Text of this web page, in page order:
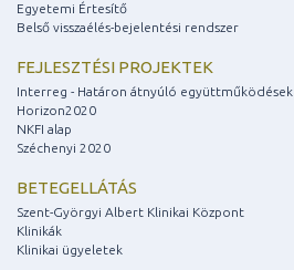
Egyetemi Értesítő
Belső visszaélés-bejelentési rendszer
FEJLESZTÉSI PROJEKTEK
Interreg - Határon átnyúló együttműködések
Horizon2020
NKFI alap
Széchenyi 2020
BETEGELLÁTÁS
Szent-Györgyi Albert Klinikai Központ
Klinikák
Klinikai ügyeletek